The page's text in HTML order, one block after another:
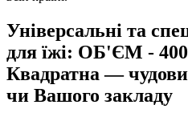
Універсальні та
для їжі: ОБ'ЄМ -
Квадратна —
чи Вашого закладу